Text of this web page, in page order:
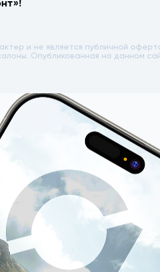
и не является публичной
Опубликованная на данном